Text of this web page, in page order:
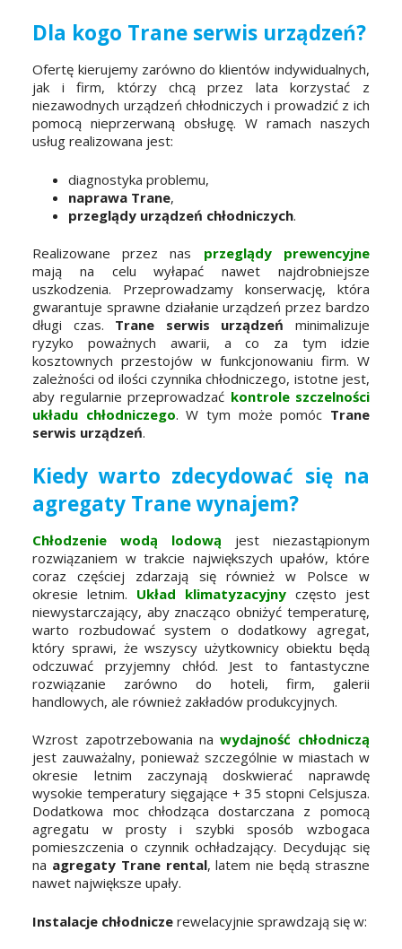
Dla kogo Trane serwis urządzeń?
Ofertę kierujemy zarówno do klientów indywidualnych,
jak i firm, którzy chcą przez lata korzystać z
niezawodnych urządzeń chłodniczych i prowadzić z ich
pomocą nieprzerwaną obsługę. W ramach naszych
usług realizowana jest:
diagnostyka problemu,
naprawa Trane,
przeglądy urządzeń chłodniczych.
Realizowane przez nas przeglądy prewencyjne
mają na celu wyłapać nawet najdrobniejsze
uszkodzenia. Przeprowadzamy konserwację, która
gwarantuje sprawne działanie urządzeń przez bardzo
długi czas. Trane serwis urządzeń minimalizuje
ryzyko poważnych awarii, a co za tym idzie
kosztownych przestojów w funkcjonowaniu firm. W
zależności od ilości czynnika chłodniczego, istotne jest,
aby regularnie przeprowadzać kontrole szczelności
układu chłodniczego. W tym może pomóc Trane
serwis urządzeń.
Kiedy warto zdecydować się na
agregaty Trane wynajem?
Chłodzenie wodą lodową jest niezastąpionym
rozwiązaniem w trakcie największych upałów, które
coraz częściej zdarzają się również w Polsce w
okresie letnim. Układ klimatyzacyjnyczęsto jest
niewystarczający, aby znacząco obniżyć temperaturę,
warto rozbudować system o dodatkowy agregat,
który sprawi, że wszyscy użytkownicy obiektu będą
odczuwać przyjemny chłód. Jest to fantastyczne
rozwiązanie zarówno do hoteli, firm, galerii
handlowych, ale również zakładów produkcyjnych.
Wzrost zapotrzebowania nawydajność chłodniczą
jest zauważalny, ponieważ szczególnie w miastach w
okresie letnim zaczynają doskwierać naprawdę
wysokie temperatury sięgające + 35 stopni Celsjusza.
Dodatkowa moc chłodząca dostarczana z pomocą
agregatu w prosty i szybki sposób wzbogaca
pomieszczenia o czynnik ochładzający. Decydując się
na agregaty Trane rental, latem nie będą straszne
nawet największe upały.
Instalacje chłodnicze rewelacyjnie sprawdzają się w: